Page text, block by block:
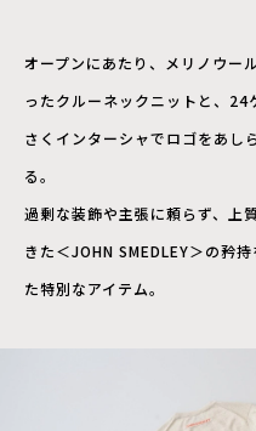
オープンにあたり、メリノウー
ったクルーネックニットと、
さくインターシャでロゴをあし
る。
過剰な装飾や主張に頼らず、上
きた＜JOHN SMEDLEY＞の矜
た特別なアイテム。